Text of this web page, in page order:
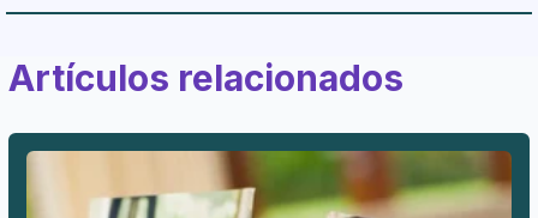
Artículos relacionados